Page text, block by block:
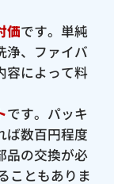
価です。単純
浄、ファイバ
容によって料
です。パッキ
ば数百円程度
品の交換が必
こともありま